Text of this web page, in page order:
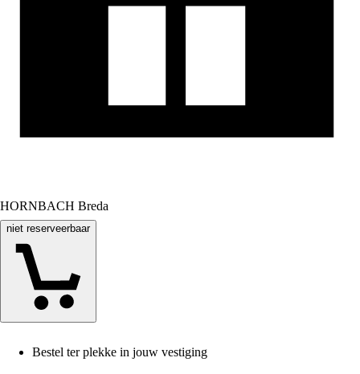
HORNBACH Breda
niet reserveerbaar
Bestel ter plekke in jouw vestiging